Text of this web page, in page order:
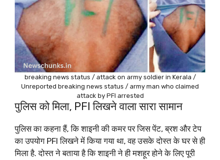
breaking news status / attack on army soldier in Kerala /
Unreported breaking news status / army man who claimed
attack by PFI arrested
पुलिस को मिला, PFI लिखने वाला सारा सामान
पुलिस का कहना हैं, कि शाइनी की कमर पर जिस पेंट, ब्रश और टेप
का उपयोग PFI लिखने में किया गया था, वह उसके दोस्त के घर से ही
मिला है. दोस्त ने बताया है कि शाइनी ने ही मशहूर होने के लिए पूरी